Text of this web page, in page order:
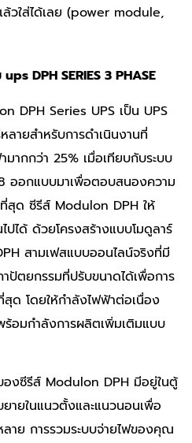
วใส่ได้เลย (power module,
DPH SERIES 3 PHASE
DPH Series UPS เป็น UPS
ลายสำหรับการดำเนินงานที่
ากกว่า 25% เมื่อเทียบกับระบบ
ออกแบบมาเพื่อตอบสนองความ
สุด ซีรีส์ Modulon DPH ให้
ปได้ ด้วยโครงสร้างแบบโมดูลาร์
สามเฟสแบบออนไลน์จริงที่มี
ปัตยกรรมที่ปรับขนาดได้เพื่อการ
ด โดยให้กำลังไฟฟ้าต่อเนื่อง
มกำลังการผลิตเพิ่มเติมแบบ
งซีรีส์ Modulon DPH มีอยู่ในตู้
ายในแนวตั้งและแนวนอนเพื่อ
าย การรวมระบบจ่ายไฟของคุณ